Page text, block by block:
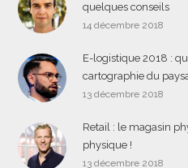
quelques conseils
14 décembre 2018
E-logistique 2018 :
cartographie du
13 décembre 2018
Retail : le magasin
physique !
13 décembre 2018